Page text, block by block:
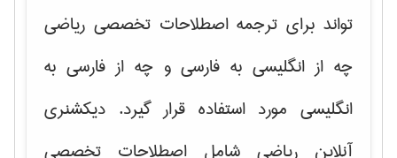
تواند برای ترجمه اصطلاحات تخصصی ریاضی
چه از انگلیسی به فارسی و چه از فارسی به
انگلیسی مورد استفاده قرار گیرد. دیکشنری
آنلاین ریاضی شامل اصطلاحات تخصصی